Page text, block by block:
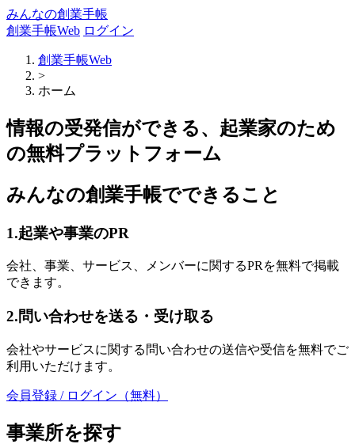
みんなの創業手帳
創業手帳Web ログイン
創業手帳Web
>
ホーム
情報の受発信ができる、起業家のため
の無料プラットフォーム
みんなの創業手帳でできること
1.起業や事業のPR
会社、事業、サービス、メンバーに関するPRを無料で掲載
できます。
2.問い合わせを送る・受け取る
会社やサービスに関する問い合わせの送信や受信を無料でご
利用いただけます。
会員登録 / ログイン（無料）
事業所を探す